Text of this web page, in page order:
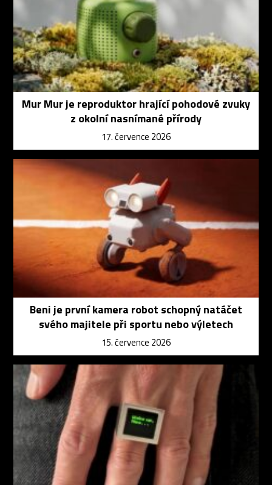
Mur Mur je reproduktor hrající pohodové zvuky
z okolní nasnímané přírody
17. července 2026
Beni je první kamera robot schopný natáčet
svého majitele při sportu nebo výletech
15. července 2026